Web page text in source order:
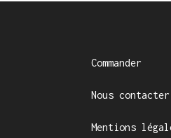
Commander
Nous contacter
Mentions